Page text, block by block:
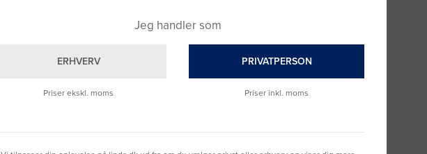
Jeg handler som
ERHVERV
Priser ekskl. moms
PRIVATPERSON
Priser inkl. moms